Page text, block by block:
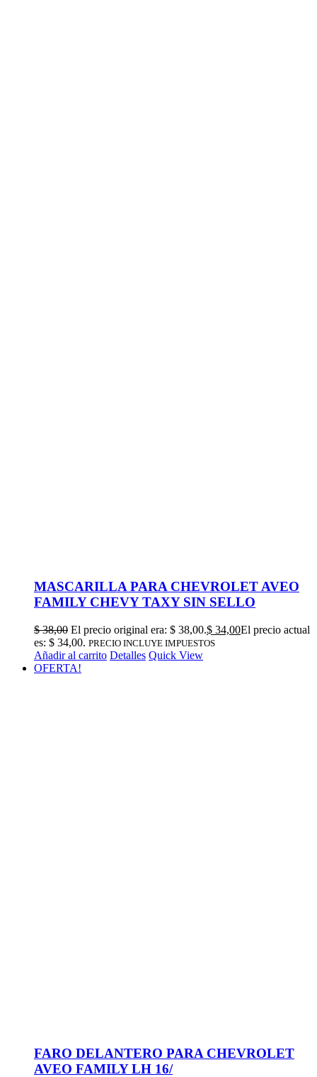
MASCARILLA PARA CHEVROLET AVEO
FAMILY CHEVY TAXY SIN SELLO
$38,00 El precio original era: $ 38,00.$ 34,00El precio actual
es: $ 34,00. PRECIO INCLUYE IMPUESTOS
Añadir al carrito Detalles Quick View
OFERTA!
FARO DELANTERO PARA CHEVROLET
AVEO FAMILY LH 16/